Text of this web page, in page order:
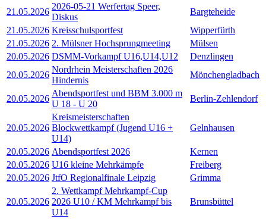
21.05.2026
2026-05-21 Werfertag Speer,
Diskus
Bargteheide
21.05.2026 Kreisschulsportfest
Wipperfürth
21.05.2026 2. Mülsner Hochsprungmeeting
Mülsen
20.05.2026 DSMM-Vorkampf U16,U14,U12
Denzlingen
20.05.2026
Nordrhein Meisterschaften 2026
Hindernis
Mönchengladbach
20.05.2026
Abendsportfest und BBM 3.000 m
U 18 - U 20
Berlin-Zehlendorf
20.05.2026
Kreismeisterschaften
Blockwettkampf (Jugend U16 +
U14)
Gelnhausen
20.05.2026 Abendsportfest 2026
Kernen
20.05.2026 U16 kleine Mehrkämpfe
Freiberg
20.05.2026 JtfO Regionalfinale Leipzig Grimma
20.05.2026
2. Wettkampf Mehrkampf-Cup
2026 U10 / KM Mehrkampf bis
U14
Brunsbüttel